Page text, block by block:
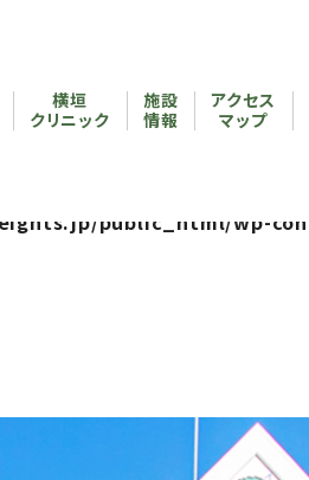
横垣
クリニック
施設
情報
アクセス
マップ
wp-content/themes/
public_html/wp-
wp-content/themes/
public_html/wp-